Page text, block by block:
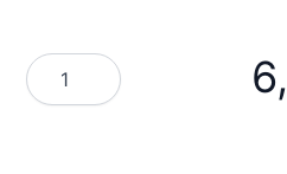
Menge